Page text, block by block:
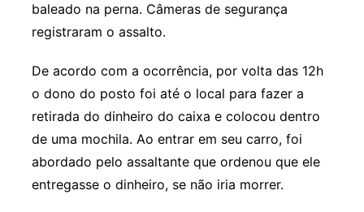
baleado na perna. Câmeras de segurança
registraram o assalto.
De acordo com a ocorrência, por volta das 12h
o dono do posto foi até o local para fazer a
retirada do dinheiro do caixa e colocou dentro
de uma mochila. Ao entrar em seu carro, foi
abordado pelo assaltante que ordenou que ele
entregasse o dinheiro, se não iria morrer.